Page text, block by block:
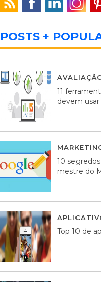
POSTS +
11
devem usar
10
mestre do
Top 10 de